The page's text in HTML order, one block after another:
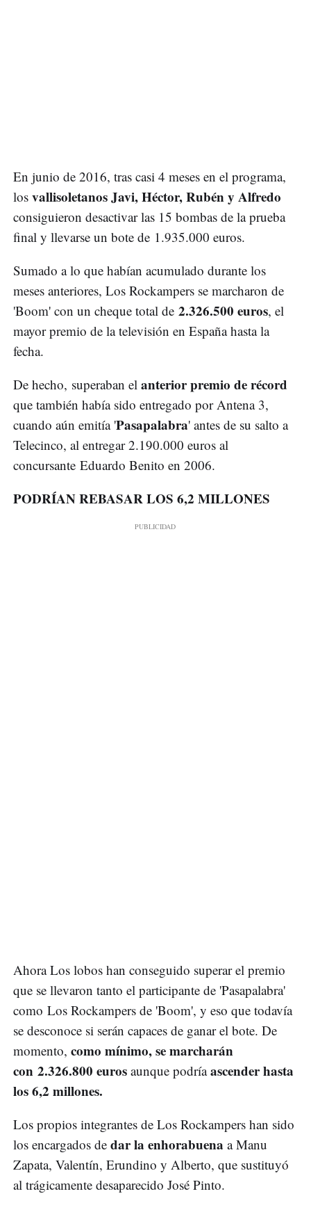
En junio de 2016, tras casi 4 meses en el programa,
los vallisoletanos Javi, Héctor, Rubén y Alfredo
consiguieron desactivar las 15 bombas de la prueba
final y llevarse un bote de 1.935.000 euros.
Sumado a lo que habían acumulado durante los
meses anteriores, Los Rockampers se marcharon de
'Boom' con un cheque total de 2.326.500 euros, el
mayor premio de la televisión en España hasta la
fecha.
De hecho, superaban el anterior premio de récord
que también había sido entregado por Antena 3,
cuando aún emitía 'Pasapalabra' antes de su salto a
Telecinco, al entregar 2.190.000 euros al
concursante Eduardo Benito en 2006.
PODRÍAN REBASAR LOS 6,2 MILLONES
Ahora Los lobos han conseguido superar el premio
que se llevaron tanto el participante de 'Pasapalabra'
como Los Rockampers de 'Boom', y eso que todavía
se desconoce si serán capaces de ganar el bote. De
momento, como mínimo, se marcharán
con 2.326.800 euros aunque podríaascender hasta
los 6,2 millones.
Los propios integrantes de Los Rockampers han sido
los encargados de dar la enhorabuena a Manu
Zapata, Valentín, Erundino y Alberto, que sustituyó
al trágicamente desaparecido José Pinto.